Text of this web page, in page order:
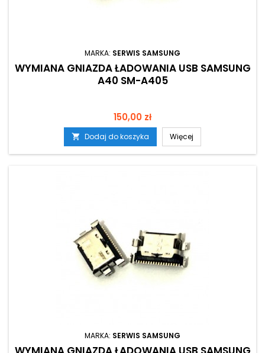
MARKA: SERWIS SAMSUNG
WYMIANA GNIAZDA ŁADOWANIA USB SAMSUNG
A40 SM-A405
Cena
150,00 zł
 Dodaj do koszyka Więcej
MARKA: SERWIS SAMSUNG